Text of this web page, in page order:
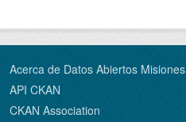
Acerca de Datos Abiertos Misiones
API CKAN
CKAN Association